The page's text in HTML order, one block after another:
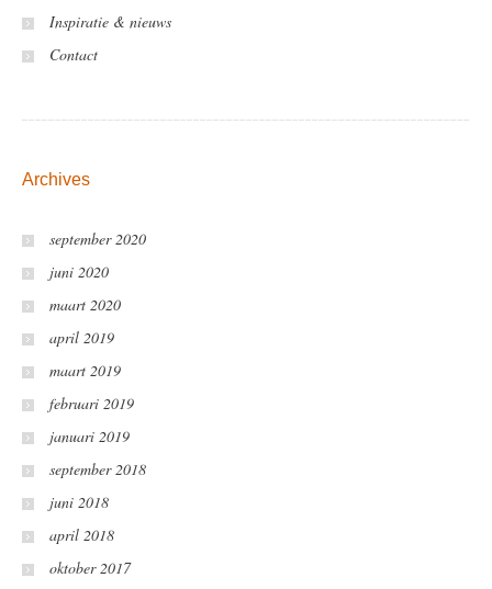
Inspiratie & nieuws
Contact
Archives
september 2020
juni 2020
maart 2020
april 2019
maart 2019
februari 2019
januari 2019
september 2018
juni 2018
april 2018
oktober 2017